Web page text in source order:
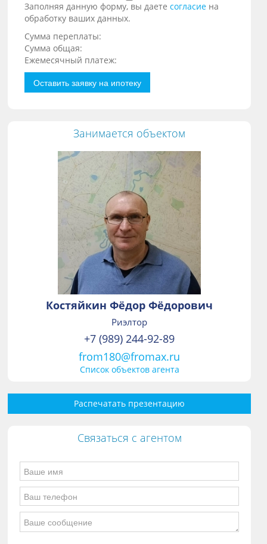
Заполняя данную форму, вы даетесогласие на
обработку ваших данных.
Сумма переплаты:
Сумма общая:
Ежемесячный платеж:
Оставить заявку на ипотеку
Занимается объектом
Костяйкин Фёдор Фёдорович
Риэлтор
+7 (989) 244-92-89
from180@fromax.ru
Список объектов агента
Распечатать презентацию
Связаться с агентом